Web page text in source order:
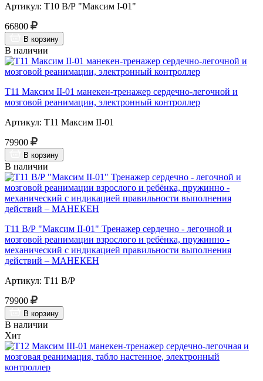
Артикул: Т10 В/Р "Максим I-01"
66800
В корзину
В наличии
Т11 Максим II-01 манекен-тренажер сердечно-легочной и
мозговой реанимации, электронный контроллер
Артикул: Т11 Максим II-01
79900
В корзину
В наличии
Т11 В/Р "Максим II-01" Тренажер сердечно - легочной и
мозговой реанимации взрослого и ребёнка, пружинно -
механический с индикацией правильности выполнения
действий – МАНЕКЕН
Артикул: Т11 В/Р
79900
В корзину
В наличии
Хит